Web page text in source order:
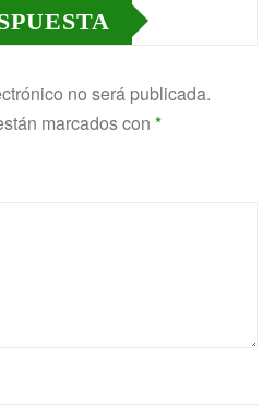
no será publicada.
marcados con *